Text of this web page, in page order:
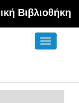
Βιβλιοθήκη
Toggle